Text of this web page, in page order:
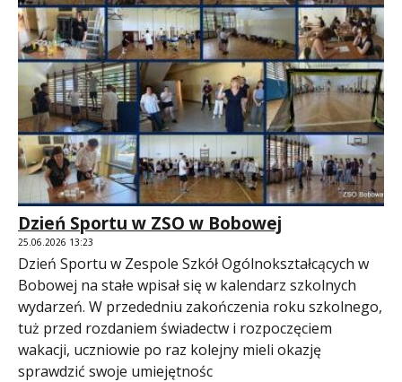
Dzień Sportu w ZSO w Bobowej
25.06.2026 13:23
Dzień Sportu w Zespole Szkół Ogólnokształcących w
Bobowej na stałe wpisał się w kalendarz szkolnych
wydarzeń. W przededniu zakończenia roku szkolnego,
tuż przed rozdaniem świadectw i rozpoczęciem
wakacji, uczniowie po raz kolejny mieli okazję
sprawdzić swoje umiejętnośc